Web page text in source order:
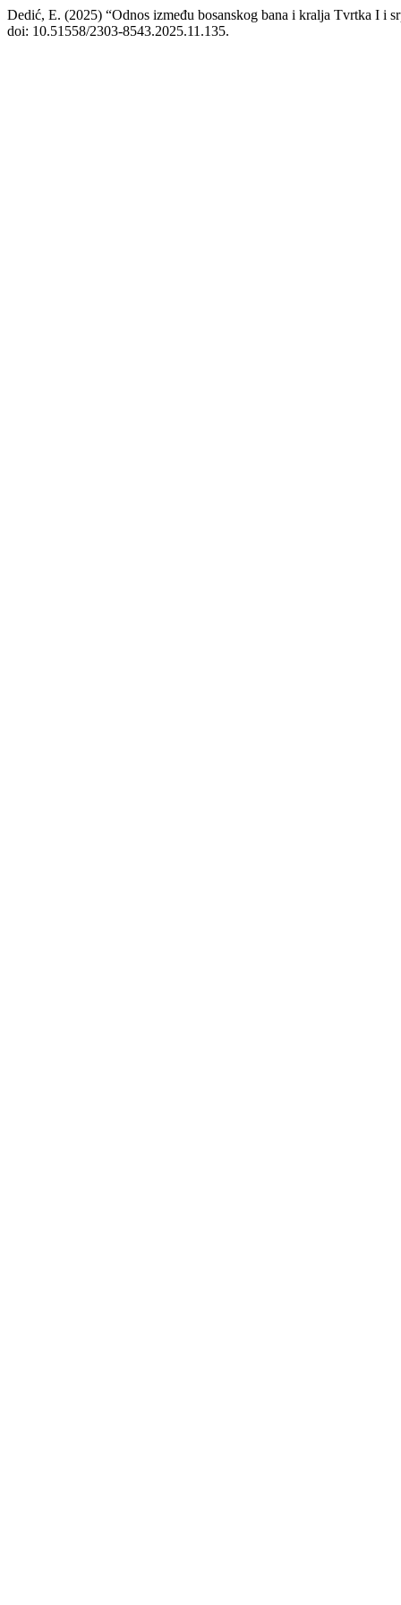
Dedić, E. (2025) “Odnos između bosanskog bana i kralja Tvrtka I i
doi: 10.51558/2303-8543.2025.11.135.